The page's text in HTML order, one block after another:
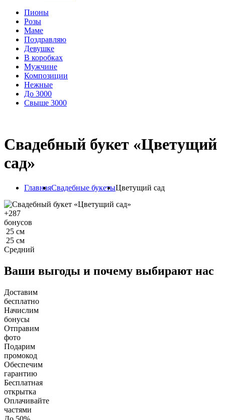
Пионы
Розы
Маме
Поздравляю
Девушке
В коробках
Мужчине
Композиции
Нежные
До 3000
Свыше 3000
Свадебный букет «Цветущий
сад»
ГлавнаяСвадебные букетыЦветущий сад
+287
бонусов
25 см
25 см
Средний
Ваши выгоды и почему выбирают нас
Доставим
бесплатно
Начислим
бонусы
Отправим
фото
Подарим
промокод
Обеспечим
гарантию
Бесплатная
открытка
Оплачивайте
частями